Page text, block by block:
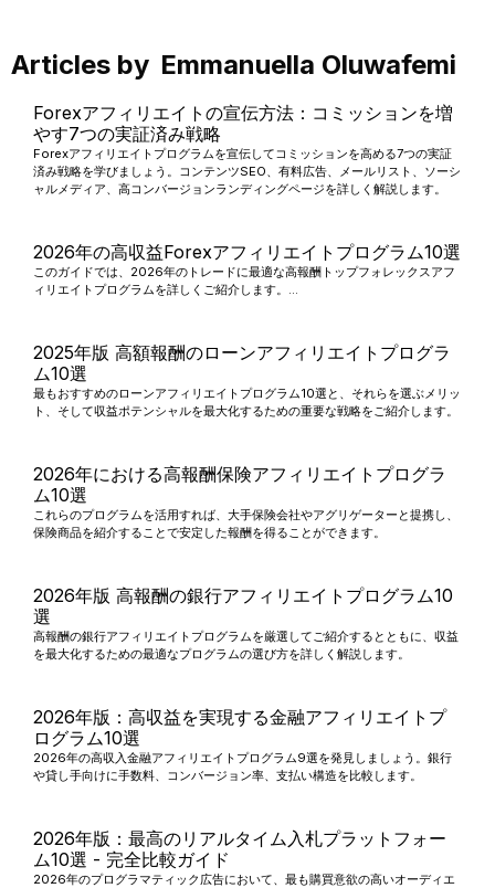
Articles by Emmanuella Oluwafemi
Forexアフィリエイトの宣伝方法：コミッションを増
やす7つの実証済み戦略
Forexアフィリエイトプログラムを宣伝してコミッションを高める7つの実証
済み戦略を学びましょう。コンテンツSEO、有料広告、メールリスト、ソーシ
ャルメディア、高コンバージョンランディングページを詳しく解説します。
2026年の高収益Forexアフィリエイトプログラム10選
このガイドでは、2026年のトレードに最適な高報酬トップフォレックスアフ
ィリエイトプログラムを詳しくご紹介します。...
2025年版 高額報酬のローンアフィリエイトプログラ
ム10選
最もおすすめのローンアフィリエイトプログラム10選と、それらを選ぶメリッ
ト、そして収益ポテンシャルを最大化するための重要な戦略をご紹介します。
2026年における高報酬保険アフィリエイトプログラ
ム10選
これらのプログラムを活用すれば、大手保険会社やアグリゲーターと提携し、
保険商品を紹介することで安定した報酬を得ることができます。
2026年版 高報酬の銀行アフィリエイトプログラム10
選
高報酬の銀行アフィリエイトプログラムを厳選してご紹介するとともに、収益
を最大化するための最適なプログラムの選び方を詳しく解説します。
2026年版：高収益を実現する金融アフィリエイトプ
ログラム10選
2026年の高収入金融アフィリエイトプログラム9選を発見しましょう。銀行
や貸し手向けに手数料、コンバージョン率、支払い構造を比較します。
2026年版：最高のリアルタイム入札プラットフォー
ム10選 - 完全比較ガイド
2026年のプログラマティック広告において、最も購買意欲の高いオーディエ